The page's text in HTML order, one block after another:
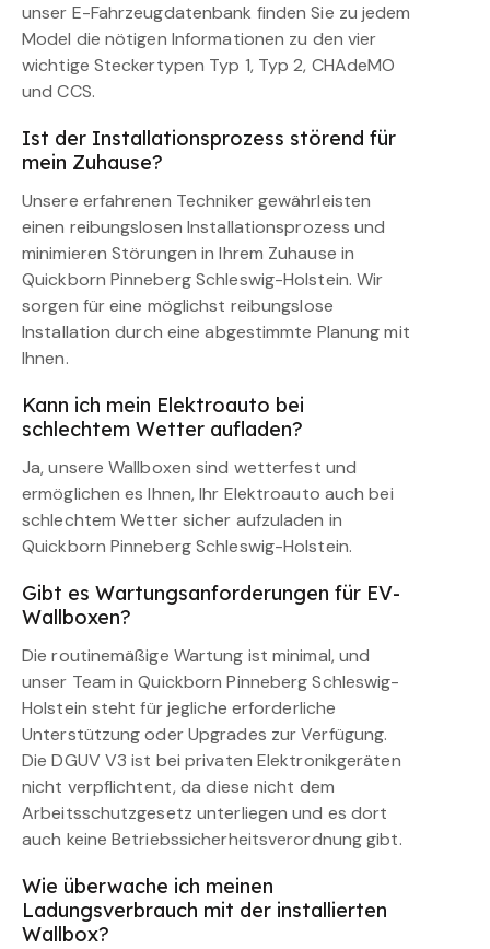
unser E-Fahrzeugdatenbank finden Sie zu jedem
Model die nötigen Informationen zu den vier
wichtige Steckertypen Typ 1, Typ 2, CHAdeMO
und CCS.
Ist der Installationsprozess störend für
mein Zuhause?
Unsere erfahrenen Techniker gewährleisten
einen reibungslosen Installationsprozess und
minimieren Störungen in Ihrem Zuhause in
Quickborn Pinneberg Schleswig-Holstein. Wir
sorgen für eine möglichst reibungslose
Installation durch eine abgestimmte Planung mit
Ihnen.
Kann ich mein Elektroauto bei
schlechtem Wetter aufladen?
Ja, unsere Wallboxen sind wetterfest und
ermöglichen es Ihnen, Ihr Elektroauto auch bei
schlechtem Wetter sicher aufzuladen in
Quickborn Pinneberg Schleswig-Holstein.
Gibt es Wartungsanforderungen für EV-
Wallboxen?
Die routinemäßige Wartung ist minimal, und
unser Team in Quickborn Pinneberg Schleswig-
Holstein steht für jegliche erforderliche
Unterstützung oder Upgrades zur Verfügung.
Die DGUV V3 ist bei privaten Elektronikgeräten
nicht verpflichtent, da diese nicht dem
Arbeitsschutzgesetz unterliegen und es dort
auch keine Betriebssicherheitsverordnung gibt.
Wie überwache ich meinen
Ladungsverbrauch mit der installierten
Wallbox?